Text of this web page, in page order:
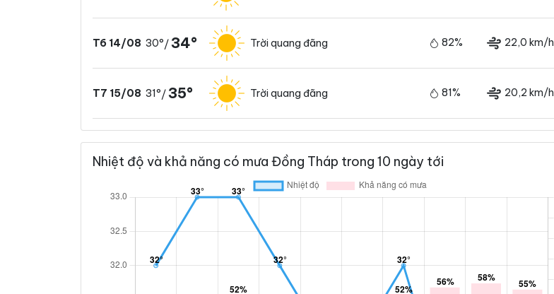
T6 14/08 30°/34° Trời quang đãng 82% 22,0 km/h
T7 15/08 31°/35° Trời quang đãng 81% 20,2 km/h
Nhiệt độ và khả năng có mưa Đồng Tháp trong 10 ngày tới